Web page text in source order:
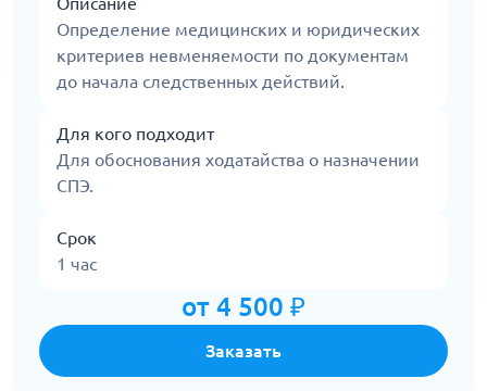
Определение медицинских и юридических
критериев невменяемости по документам
до начала следственных действий.
Для кого подходит
Для обоснования ходатайства о назначении
СПЭ.
Срок
1 час
от 4 500 ₽
Заказать